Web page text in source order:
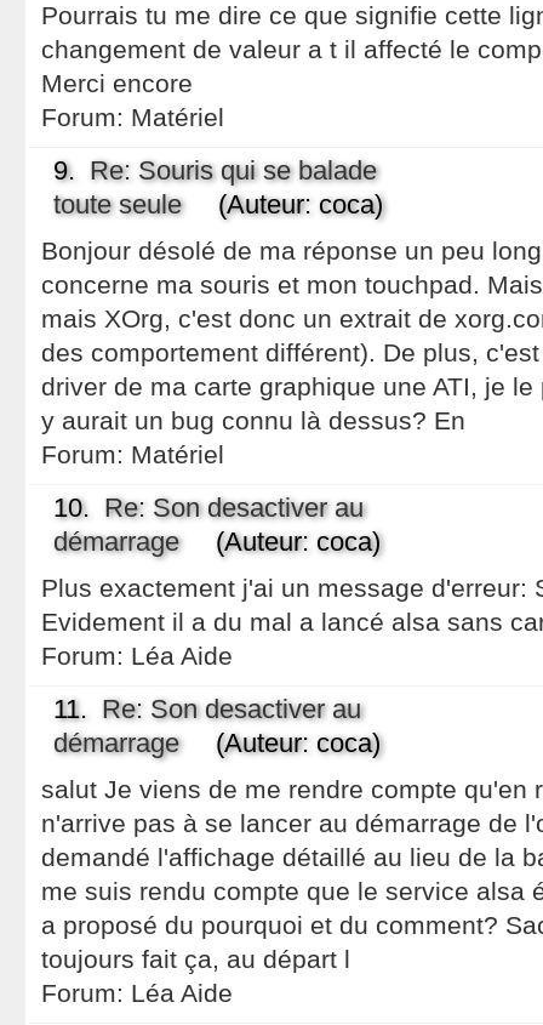
Pourrais tu me dire ce que signifie cette
changement de valeur a t il affecté le
Merci encore
Forum: Matériel
9. Re: Souris qui se balade
toute seule(Auteur: coca)
Bonjour désolé de ma réponse un peu
concerne ma souris et mon touchpad.
mais XOrg, c'est donc un extrait de
des comportement différent). De plus,
driver de ma carte graphique une ATI, je
y aurait un bug connu là dessus? En
Forum: Matériel
10. Re: Son desactiver au
démarrage(Auteur: coca)
Plus exactement j'ai un message d'erreur:
Evidement il a du mal a lancé alsa sans
Forum: Léa Aide
11. Re: Son desactiver au
démarrage(Auteur: coca)
salut Je viens de me rendre compte qu'en
n'arrive pas à se lancer au démarrage de
demandé l'affichage détaillé au lieu de la
me suis rendu compte que le service alsa
a proposé du pourquoi et du comment?
toujours fait ça, au départ l
Forum: Léa Aide